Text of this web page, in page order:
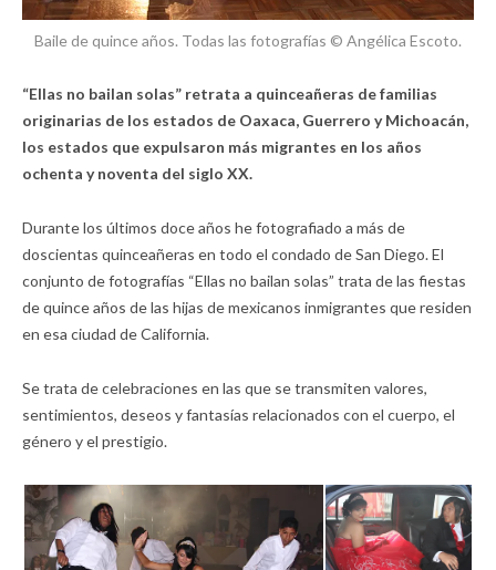
Baile de quince años. Todas las fotografías © Angélica Escoto.
“Ellas no bailan solas” retrata a quinceañeras de familias
originarias de los estados de Oaxaca, Guerrero y Michoacán,
los estados que expulsaron más migrantes en los años
ochenta y noventa del siglo XX.
Durante los últimos doce años he fotografiado a más de
doscientas quinceañeras en todo el condado de San Diego. El
conjunto de fotografías “Ellas no bailan solas” trata de las fiestas
de quince años de las hijas de mexicanos inmigrantes que residen
en esa ciudad de California.
Se trata de celebraciones en las que se transmiten valores,
sentimientos, deseos y fantasías relacionados con el cuerpo, el
género y el prestigio.